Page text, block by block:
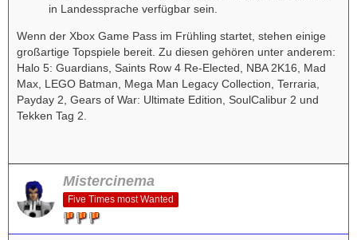
in Landessprache verfügbar sein.
Wenn der Xbox Game Pass im Frühling startet, stehen einige
großartige Topspiele bereit. Zu diesen gehören unter anderem:
Halo 5: Guardians, Saints Row 4 Re-Elected, NBA 2K16, Mad
Max, LEGO Batman, Mega Man Legacy Collection, Terraria,
Payday 2, Gears of War: Ultimate Edition, SoulCalibur 2 und
Tekken Tag 2.
Mistercinema
Five Times most Wanted